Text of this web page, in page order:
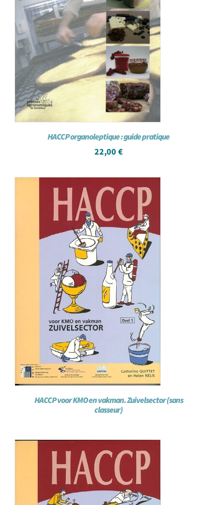
HACCP organoleptique : guide pratique
22,00 €
HACCP voor KMO en vakman. Zuivelsector (sans
classeur)